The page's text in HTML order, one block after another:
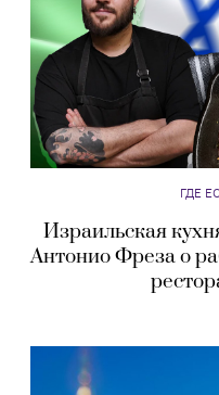
ГДЕ
Израильская
Антонио Фреза о